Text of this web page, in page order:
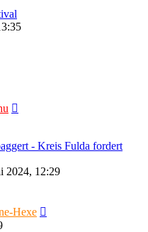
- Kreis Fulda fordert
2024, 12:29
Hexe